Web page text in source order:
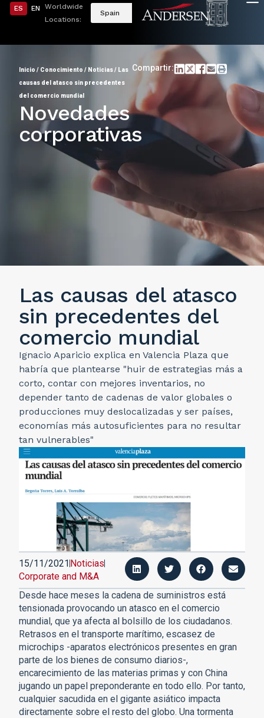
ES EN
Worldwide
Locations:
Spain
Inicio / Conocimiento / Noticias/ Las
causas del atasco sin precedentes
del comercio mundial
Compartir:
Novedades
corporativas
Las causas del atasco
sin precedentes del
comercio mundial
Ignacio Aparicio explica en Valencia Plaza que
habría que plantearse "huir de estrategias más a
corto, contar con mejores inventarios, no
depender tanto de cadenas de valor globales o
producciones muy deslocalizadas y ser países,
economías más autosuficientes para no resultar
tan vulnerables"
15/11/2021 Noticias
Corporate and M&A
Desde hace meses la cadena de suministros está
tensionada provocando un atasco en el comercio
mundial, que ya afecta al bolsillo de los ciudadanos.
Retrasos en el transporte marítimo, escasez de
microchips -aparatos electrónicos presentes en gran
parte de los bienes de consumo diarios-,
encarecimiento de las materias primas y con China
jugando un papel preponderante en todo ello. Por tanto,
cualquier sacudida en el gigante asiático impacta
directamente sobre el resto del globo. Una tormenta